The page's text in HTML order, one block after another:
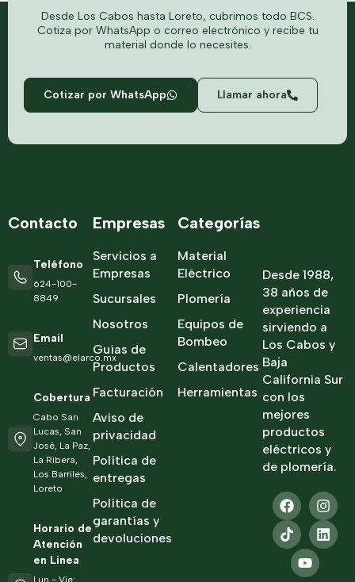
Desde Los Cabos hasta Loreto, cubrimos todo BCS.
Cotiza por WhatsApp o correo electrónico y recibe tu
material donde lo necesites.
Cotizar por WhatsApp Llamar ahora
Desde 1988,
38 años de
experiencia
sirviendo a
Los Cabos y
Baja
California Sur
con los
mejores
productos
eléctricos y
de plomería.
Categorías
Material
Eléctrico
Plomería
Equipos de
Bombeo
Calentadores
Herramientas
Empresas
Servicios a
Empresas
Sucursales
Nosotros
Guías de
Productos
Facturación
Aviso de
privacidad
Política de
entregas
Política de
garantías y
devoluciones
Contacto
Teléfono
624-100-
8849
Email
ventas@elarco.mx
Cobertura
Cabo San
Lucas, San
José, La Paz,
La Ribera,
Los Barriles,
Loreto
Horario de
Atención
en Linea
Lun - Vie: